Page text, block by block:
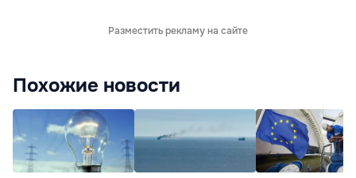
Разместить рекламу на сайте
Похожие новости